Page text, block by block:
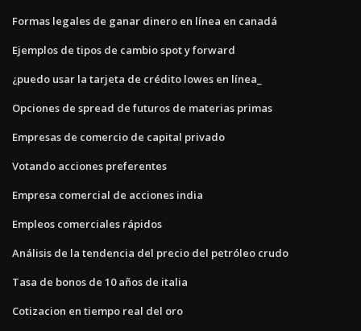
Formas legales de ganar dinero en línea en canadá
Ejemplos de tipos de cambio spot y forward
¿puedo usar la tarjeta de crédito lowes en línea_
Opciones de spread de futuros de materias primas
Empresas de comercio de capital privado
Votando acciones preferentes
Empresa comercial de acciones india
Empleos comerciales rápidos
Análisis de la tendencia del precio del petróleo crudo
Tasa de bonos de 10 años de italia
Cotizacion en tiempo real del oro